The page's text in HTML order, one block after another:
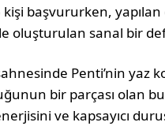
başvururken,
oluşturulan sanal bir
Penti’nin yaz
bir parçası olan bu
ve kapsayıcı